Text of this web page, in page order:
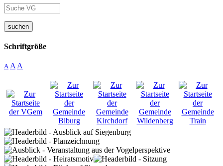
suchen
Schriftgröße
A A A